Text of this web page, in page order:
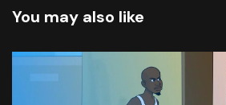
You may also like